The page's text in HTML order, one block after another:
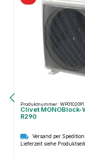
Produktnummer: WP0102091
Clivet MONOBlock-
R290
Versand per Spedition
Lieferzeit siehe